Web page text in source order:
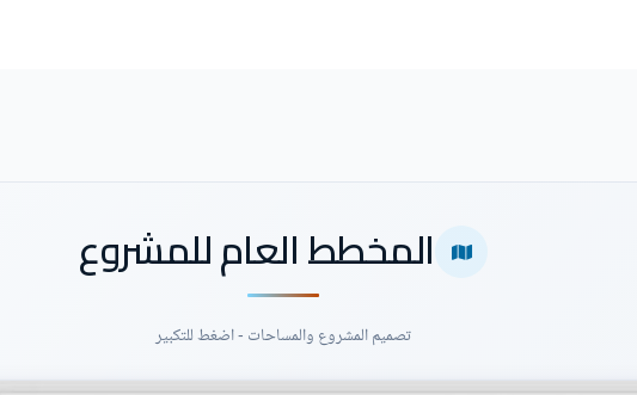
المخطط العام للمشروع
تصميم المشروع والمساحات - اضغط للتكبير